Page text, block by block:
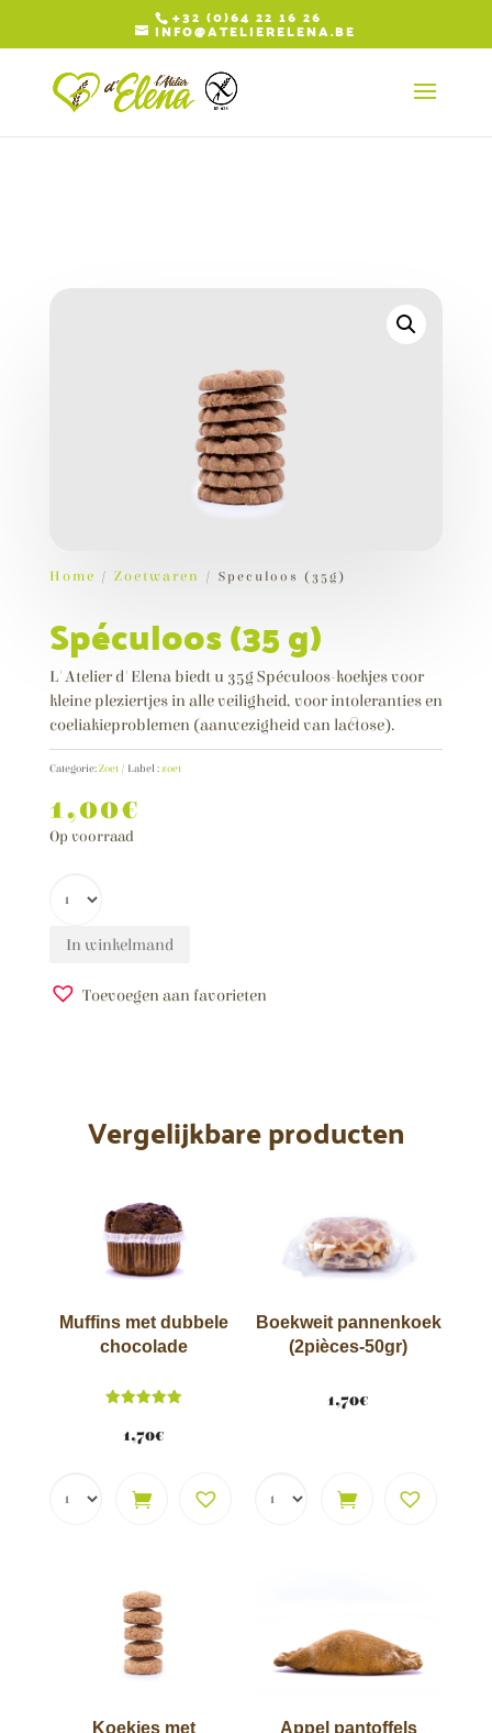
+32 (0)64 22 16 26
INFO@ATELIERELENA.BE
Home / Zoetwaren / Speculoos (35g)
Spéculoos (35 g)
L'Atelier d'Elena biedt u 35g Spéculoos-koekjes voor
kleine pleziertjes in alle veiligheid, voor intoleranties en
coeliakieproblemen (aanwezigheid van lactose).
Categorie:Zoet Label :zoet
1,00€
Op voorraad
In winkelmand
Toevoegen aan favorieten
Vergelijkbare producten
Muffins met dubbele
chocolade
5.00
van 5
1,70€
Boekweit pannenkoek
(2pièces-50gr)
1,70€
Koekjes met
Appel pantoffels
4,30